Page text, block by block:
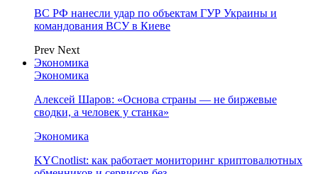
ВС РФ нанесли удар по объектам ГУР Украины и
командования ВСУ в Киеве
Prev Next
Экономика
Экономика
Алексей Шаров: «Основа страны — не биржевые
сводки, а человек у станка»
Экономика
KYCnotlist: как работает мониторинг криптовалютных